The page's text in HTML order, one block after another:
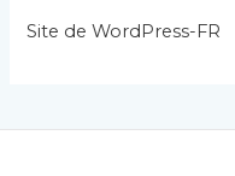
Site de WordPress-FR